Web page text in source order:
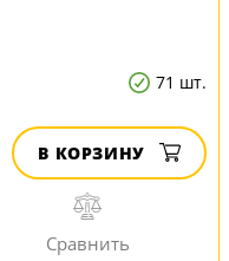
71 шт.
В КОРЗИНУ